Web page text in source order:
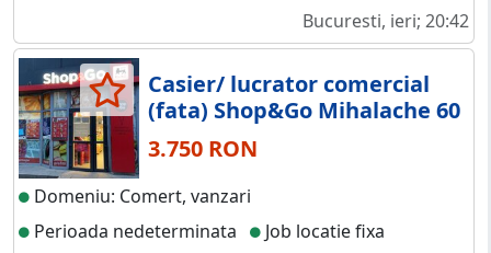
Bucuresti, ieri; 20:42
Casier/ lucrator comercial
(fata) Shop&Go Mihalache 60
3.750 RON
Domeniu: Comert, vanzari
Perioada nedeterminata
Job locatie fixa